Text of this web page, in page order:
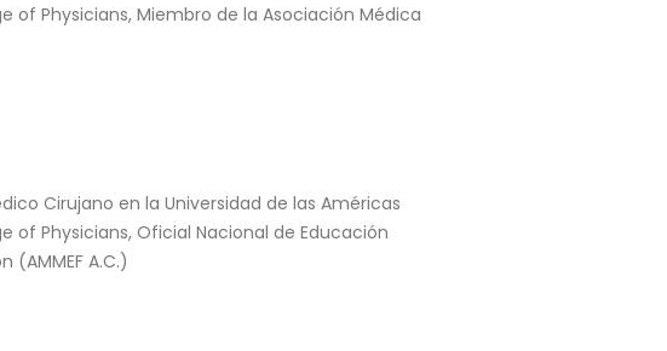
of Physicians, Miembro de la Asociación Médica
Cirujano en la Universidad de las Américas
of Physicians, Oficial Nacional de Educación
A.C.)